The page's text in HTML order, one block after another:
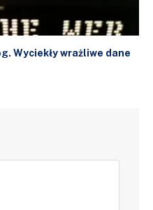
Wyciekły wrażliwe dane